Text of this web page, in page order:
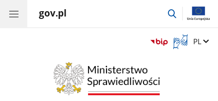
gov.pl
przejdź
Otwórz
okno
Zmień
PL